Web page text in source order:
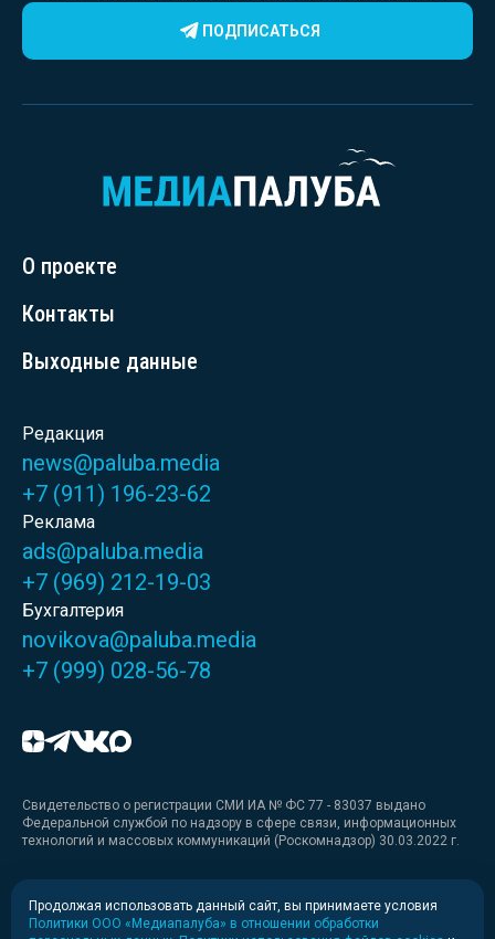
ПОДПИСАТЬСЯ
О проекте
Контакты
Выходные данные
Редакция
news@paluba.media
+7 (911) 196-23-62
Реклама
ads@paluba.media
+7 (969) 212-19-03
Бухгалтерия
novikova@paluba.media
+7 (999) 028-56-78
Свидетельство о регистрации СМИ ИА № ФС 77 - 83037 выдано
Федеральной службой по надзору в сфере связи, информационных
технологий и массовых коммуникаций (Роскомнадзор) 30.03.2022 г.
Медиакит
Медиакит для печати
Продолжая использовать данный сайт, вы принимаете условия
Политики ООО «Медиапалуба» в отношении обработки